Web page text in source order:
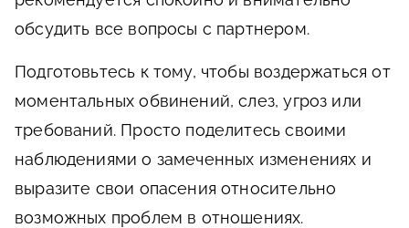
обсудить все вопросы с партнером.
Подготовьтесь к тому, чтобы воздержаться от
моментальных обвинений, слез, угроз или
требований. Просто поделитесь своими
наблюдениями о замеченных изменениях и
выразите свои опасения относительно
возможных проблем в отношениях.